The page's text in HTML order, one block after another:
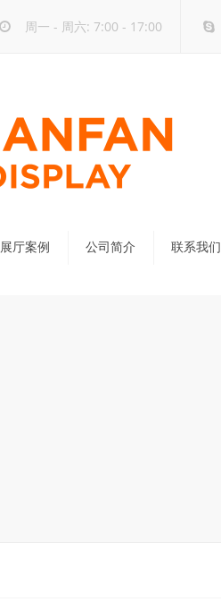
周一 - 周六: 7:00 - 17:00
展厅案例 公司简介 联系我们